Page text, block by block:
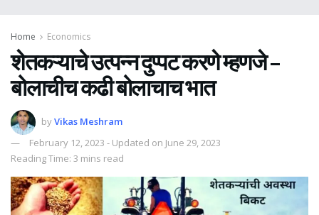
Home Economics
शेतकऱ्याचे उत्पन्न दुप्पट करणे म्हणजे –
बोलाचीच कढी बोलाचाच भात
byVikas Meshram
February 12, 2023 - Updated on June 29, 2023
Reading Time: 3 mins read